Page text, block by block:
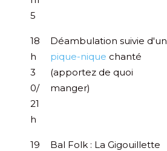
5
18
h
3
0/
21
h
Déambulation suivie d'un
pique-nique chanté
(apportez de quoi
manger)
19
Bal Folk : La Gigouillette